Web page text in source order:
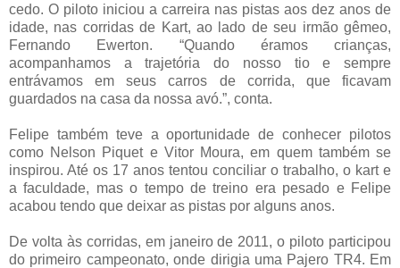
cedo. O piloto iniciou a carreira nas pistas aos dez anos de
idade, nas corridas de Kart, ao lado de seu irmão gêmeo,
Fernando Ewerton. “Quando éramos crianças,
acompanhamos a trajetória do nosso tio e sempre
entrávamos em seus carros de corrida, que ficavam
guardados na casa da nossa avó.”, conta.
Felipe também teve a oportunidade de conhecer pilotos
como Nelson Piquet e Vitor Moura, em quem também se
inspirou. Até os 17 anos tentou conciliar o trabalho, o kart e
a faculdade, mas o tempo de treino era pesado e Felipe
acabou tendo que deixar as pistas por alguns anos.
De volta às corridas, em janeiro de 2011, o piloto participou
do primeiro campeonato, onde dirigia uma Pajero TR4. Em